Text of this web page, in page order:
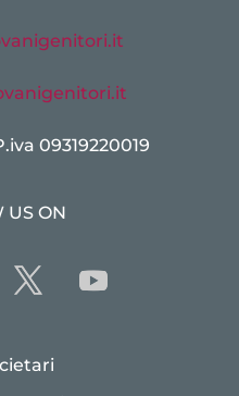
09319220019
US ON